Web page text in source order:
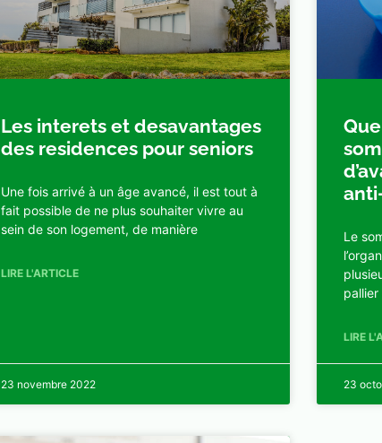
Les interets et desavantages
des residences pour seniors
Une fois arrivé à un âge avancé, il est tout à
fait possible de ne plus souhaiter vivre au
sein de son logement, de manière
LIRE L'ARTICLE
23 novembre 2022
Le
LIRE
23